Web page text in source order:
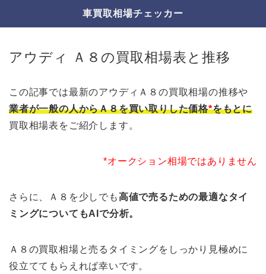
車買取相場チェッカー
アウディ Ａ８の買取相場表と推移
この記事では最新のアウディＡ８の買取相場の推移や
業者が一般の人からＡ８を買い取りした価格*をもとに
買取相場表をご紹介します。
*オークション相場ではありません
さらに、Ａ８を少しでも高値で売るための最適なタイ
ミングについてもAIで分析。
Ａ８の買取相場と売るタイミングをしっかり見極めに
役立ててもらえれば幸いです。